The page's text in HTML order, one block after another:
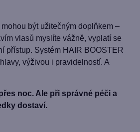
být užitečným doplňkem –
vlasů myslíte vážně, vyplatí se
přístup. Systém HAIR BOOSTER
výživou i pravidelností. A
noc. Ale při správné péči a
dostaví.